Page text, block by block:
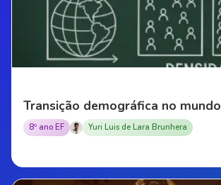
Transição demográfica no mundo
8º ano EF Yuri Luis de Lara Brunhera